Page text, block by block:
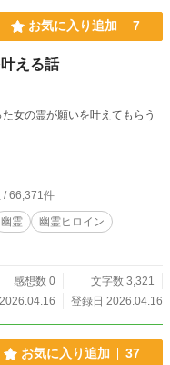
稿に切り替えます。 ●毎週
お気に入り追加 7
える話
女の霊が願いを叶えてもらう
/ 66,371件
幽霊
幽霊ヒロイン
感想数 0
文字数 3,321
登録日 2026.04.16
お気に入り追加 37